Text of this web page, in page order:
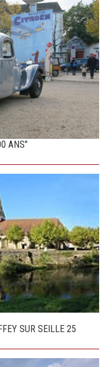
ANS"
SUR SEILLE 25